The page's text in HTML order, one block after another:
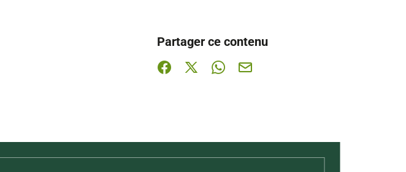
Partager ce contenu
Partager sur Facebook (nouvelle fenêtre)
Partager sur X / Twitter (nouvelle fenêtre)
Partager sur WhatsApp
Partager par mail